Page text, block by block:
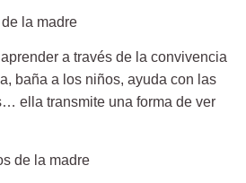
la madre
a través de la convivencia
baña a los niños, ayuda con las
ella transmite una forma de ver
de la madre